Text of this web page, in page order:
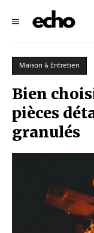
Maison & Entretien
Bien
pièces
granulés